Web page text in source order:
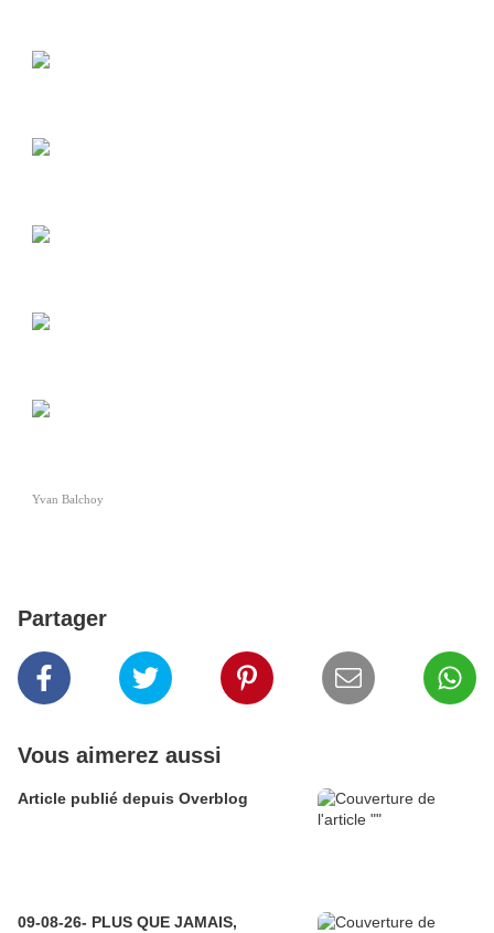
Yvan Balchoy
Partager
Vous aimerez aussi
Article publié depuis Overblog
09-08-26- PLUS QUE JAMAIS,